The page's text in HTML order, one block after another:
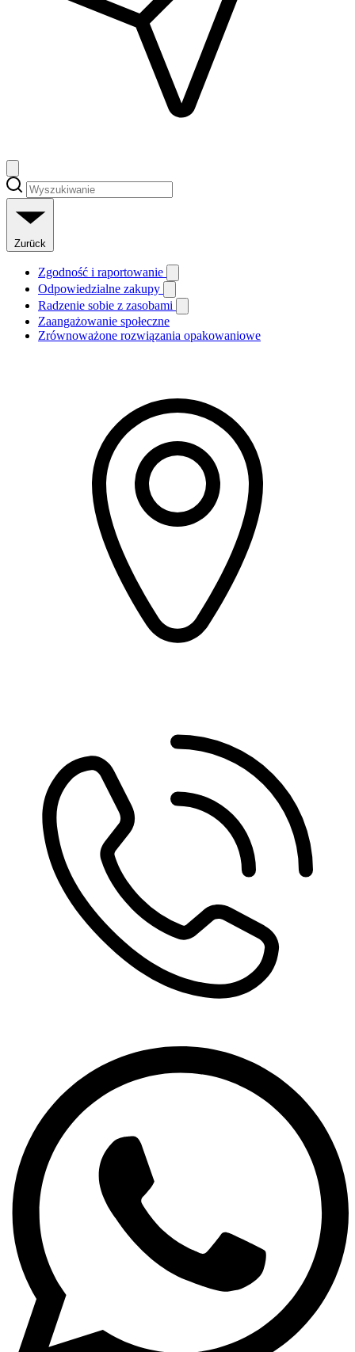
Zurück
Zgodność i raportowanie
Odpowiedzialne zakupy
Radzenie sobie z zasobami
Zaangażowanie społeczne
Zrównoważone rozwiązania opakowaniowe